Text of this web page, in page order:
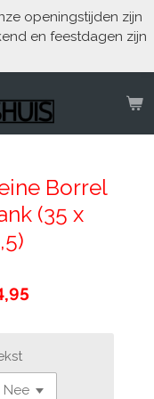
openingstijden zijn
en feestdagen zijn
Borrel
(35 x